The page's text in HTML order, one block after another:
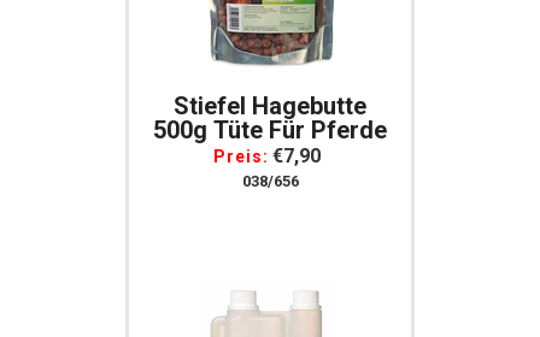
Stiefel Hagebutte
500g Tüte Für Pferde
Preis: €7,90
038/656